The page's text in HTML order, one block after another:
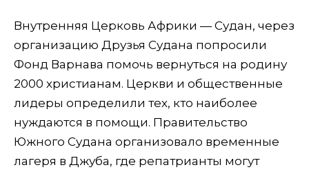
Внутренняя Церковь Африки — Судан, через
организацию Друзья Судана попросили
Фонд Варнава помочь вернуться на родину
2000 христианам. Церкви и общественные
лидеры определили тех, кто наиболее
нуждаются в помощи. Правительство
Южного Судана организовало временные
лагеря в Джуба, где репатрианты могут